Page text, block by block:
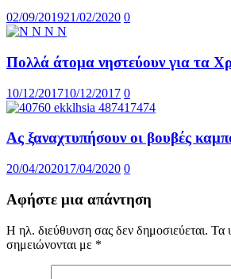
02/09/201921/02/2020 0
Πολλά άτομα νηστεύουν για τα
10/12/201710/12/2017 0
Ας ξαναχτυπήσουν οι βουβές
20/04/202017/04/2020 0
Αφήστε μια απάντηση
Η ηλ. διεύθυνση σας δεν δημοσιεύεται. Τα
σημειώνονται με *